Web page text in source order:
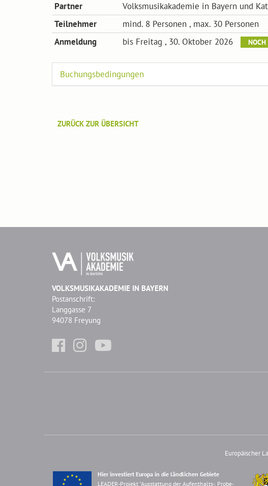
Partner
Volksmusikakademie in Bayern und
Teilnehmer
mind. 8 Personen , max. 30 Personen
Anmeldung
bis Freitag , 30. Oktober 2026 NOCH
Buchungsbedingungen
ZURÜCK ZUR ÜBERSICHT
VOLKSMUSIKAKADEMIE IN BAYERN
Postanschrift:
Langgasse 7
94078 Freyung
Europäischer
Hier investiert Europa in die ländlichen Gebiete
LEADER-Projekt "Ausstattung der Aufenthalts-, Probe-